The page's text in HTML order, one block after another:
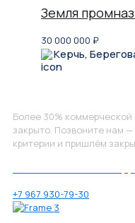
Земля
30 000 000 ₽
Керчь,
Более 30%
закрыто. Позвоните нам
критерии и пришлём
+7 967 930-79-30